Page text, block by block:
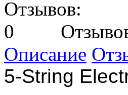
Описание
5-String